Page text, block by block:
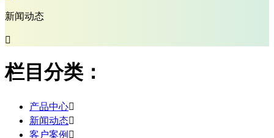
新闻动态

栏目分类：
产品中心
新闻动态
客户案例 